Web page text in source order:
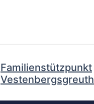
Familienstützpunkt
Vestenbergsgreuth